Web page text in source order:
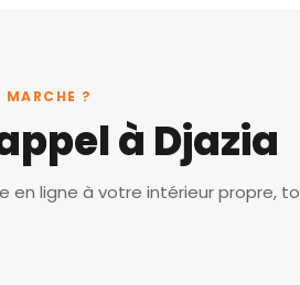
?
à Djazia
en ligne à votre intérieur propre,